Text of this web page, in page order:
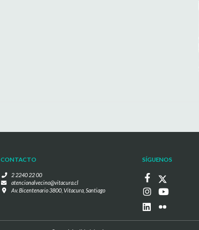
CONTACTO
2 2240 22 00
atencionalvecino@vitacura.cl
Av. Bicentenario 3800, Vitacura, Santiago
SÍGUENOS